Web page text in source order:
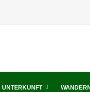
UNTERKUNFT